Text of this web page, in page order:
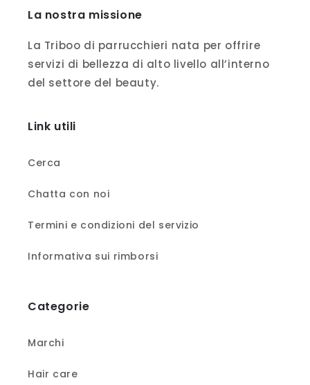
La nostra missione
La Triboo di parrucchieri nata per offrire
servizi di bellezza di alto livello all’interno
del settore del beauty.
Link utili
Cerca
Chatta con noi
Termini e condizioni del servizio
Informativa sui rimborsi
Categorie
Marchi
Hair care